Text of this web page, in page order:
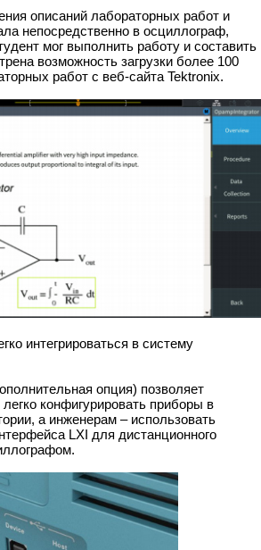
описаний лабораторных работ и
непосредственно в осциллограф,
мог выполнить работу и составить
возможность загрузки более 100
работ с веб-сайта Tektronix.
интегрироваться в систему
опция) позволяет
конфигурировать приборы в
а инженерам – использовать
LXI для дистанционного